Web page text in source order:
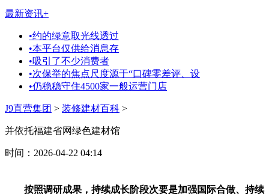
最新资讯+
•约的绿意取光线透过
•本平台仅供给消息存
•吸引了不少消费者
•次保举的焦点尺度源于“口碑零差评、设
•仍稳稳守住4500家一般运营门店
J9直营集团 > 装修建材百科 >
并依托福建省网绿色建材馆
时间：2026-04-22 04:14
按照调研成果，持续成长阶段次要是加强国际合做、持续